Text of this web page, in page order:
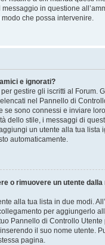
in questione
che possa intervenire.
e ignorati?
gestire gli iscritti al Forum.
nel Pannello di
se sono connessi e inviare
dello stile, i messaggi di
un utente alla tua lista
automaticamente.
o rimuovere un utente
alla tua lista in due modi.
per aggiungerlo
Pannello di Controllo
il suo nome utente.
pagina.